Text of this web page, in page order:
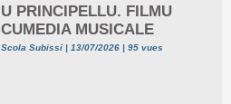
U PRINCIPELLU. FILMU
CUMEDIA MUSICALE
Scola Subissi | 13/07/2026 | 95 vues